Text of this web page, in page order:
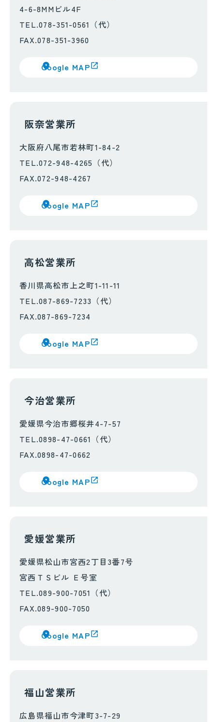
4-6-8MMビル4F
TEL.078-351-0561（代）
FAX.078-351-3960
Google MAP
阪奈営業所
大阪府八尾市若林町1-84-2
TEL.072-948-4265（代）
FAX.072-948-4267
Google MAP
高松営業所
香川県高松市上之町1-11-11
TEL.087-869-7233（代）
FAX.087-869-7234
Google MAP
今治営業所
愛媛県今治市郷桜井4-7-57
TEL.0898-47-0661（代）
FAX.0898-47-0662
Google MAP
愛媛営業所
愛媛県松山市宮西2丁目3番7号
宮西ＴＳビル Ｅ号室
TEL.089-900-7051（代）
FAX.089-900-7050
Google MAP
福山営業所
広島県福山市今津町3-7-29